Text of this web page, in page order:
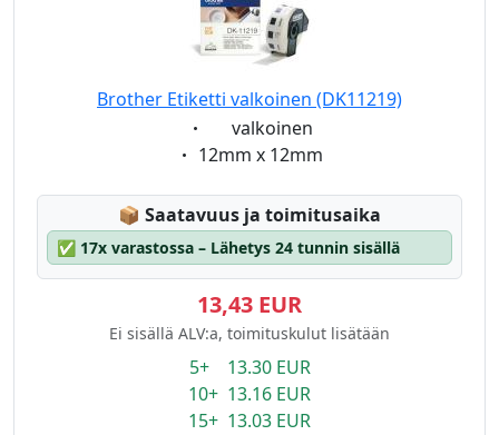
Brother Etiketti valkoinen (DK11219)
Eigenschaft:
valkoinen
Eigenschaft:
12mm x 12mm
📦 Lagerstatus:
Saatavuus ja toimitusaika
✅ 17x varastossa – Lähetys 24 tunnin sisällä
13,43 EUR
Ei sisällä ALV:a, toimituskulut lisätään
5+ 13.30 EUR
10+ 13.16 EUR
15+ 13.03 EUR